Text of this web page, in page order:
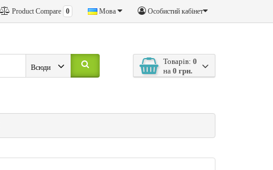
Особистий кабінет
Мова
Product Compare 0
Товарів: 0
на 0 грн.
Всюди